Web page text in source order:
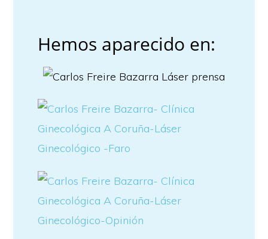
Hemos aparecido en: